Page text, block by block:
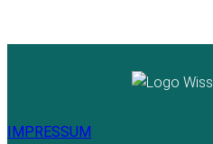
IMPRESSUM